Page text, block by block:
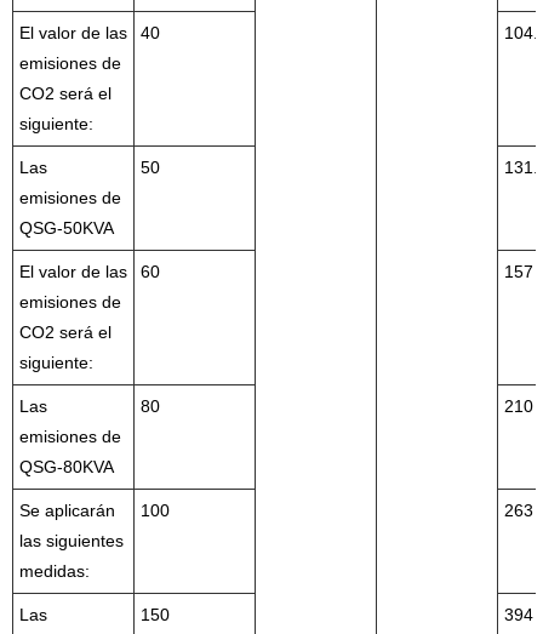
El valor de las
emisiones de
CO2 será el
siguiente:
40
Las
emisiones de
QSG-50KVA
50
El valor de las
emisiones de
CO2 será el
siguiente:
60 157
Las
emisiones de
QSG-80KVA
80 210
Se aplicarán
las siguientes
medidas:
100 263
Las
150 394